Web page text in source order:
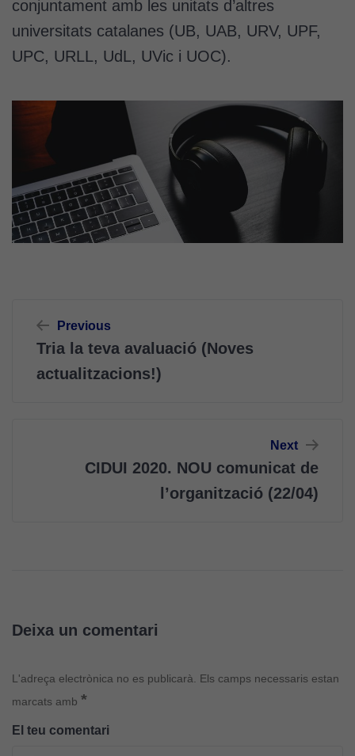
conjuntament amb les unitats d’altres
universitats catalanes (UB, UAB, URV, UPF,
UPC, URLL, UdL, UVic i UOC).
d'entrades
Previous
Tria la teva avaluació (Noves
actualitzacions!)
Next
CIDUI 2020. NOU comunicat de
l’organització (22/04)
Deixa un comentari
L'adreça electrònica no es publicarà.
Els camps necessaris estan
marcats amb *
El teu comentari